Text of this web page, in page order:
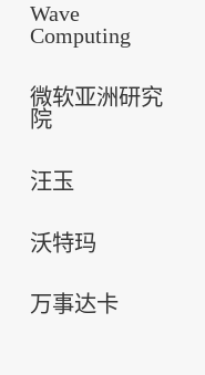
Wave
Computing
微软亚洲研究
院
汪玉
沃特玛
万事达卡